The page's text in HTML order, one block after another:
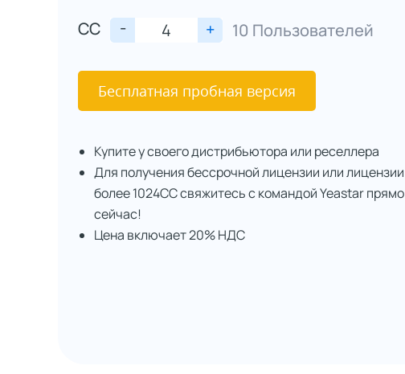
CC - + 10 Пользователей
Бесплатная пробная версия
Купите у своего дистрибьютора или реселлера
Для получения бессрочной лицензии или лицензии
более 1024CC свяжитесь с командой Yeastar прямо
сейчас!
Цена включает 20% НДС